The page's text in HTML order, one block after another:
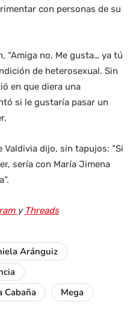
con personas de su
“Amiga no. Me gusta… ya tú
de heterosexual. Sin
en que diera una
si le gustaría pasar un
dijo, sin tapujos: “Si
sería con María Jimena
y Threads
Aránguiz
Cabaña Mega